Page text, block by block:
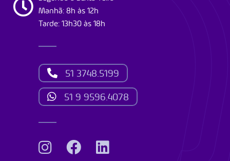
Manhã: 8h às 12h
Tarde: 13h30 às 18h
51 3748.5199
51 9 9596.4078